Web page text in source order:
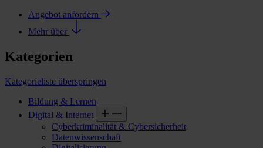
Angebot anfordern
Mehr über
Kategorien
Kategorieliste überspringen
Bildung & Lernen
Digital & Internet
Cyberkriminalität & Cybersicherheit
Datenwissenschaft